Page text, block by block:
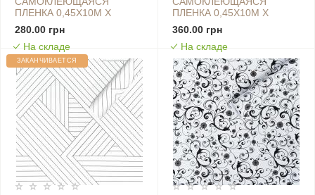
ПЛЕНКА 0,45Х10М Х
0,07ММ БЕЖЕВЫЙ
МРАМОР SW-00001278
280.00 грн
На складе
ПЛЕНКА 0,45Х10М Х
0,07ММ БЕЖЕВЫЙ
МРАМОР КЛАССИЧЕСКИЙ
SW-00001277
360.00 грн
На складе
ЗАКАНЧИВАЕТСЯ